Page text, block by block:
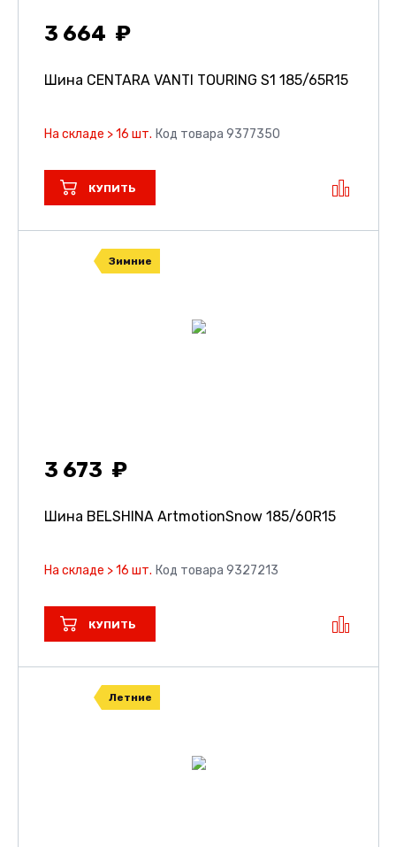
3 664
Шина CENTARA VANTI TOURING S1 185/65R15
На складе > 16 шт. Код товара 9377350
КУПИТЬ
Зимние
3 673
Шина BELSHINA ArtmotionSnow 185/60R15
На складе > 16 шт. Код товара 9327213
КУПИТЬ
Летние